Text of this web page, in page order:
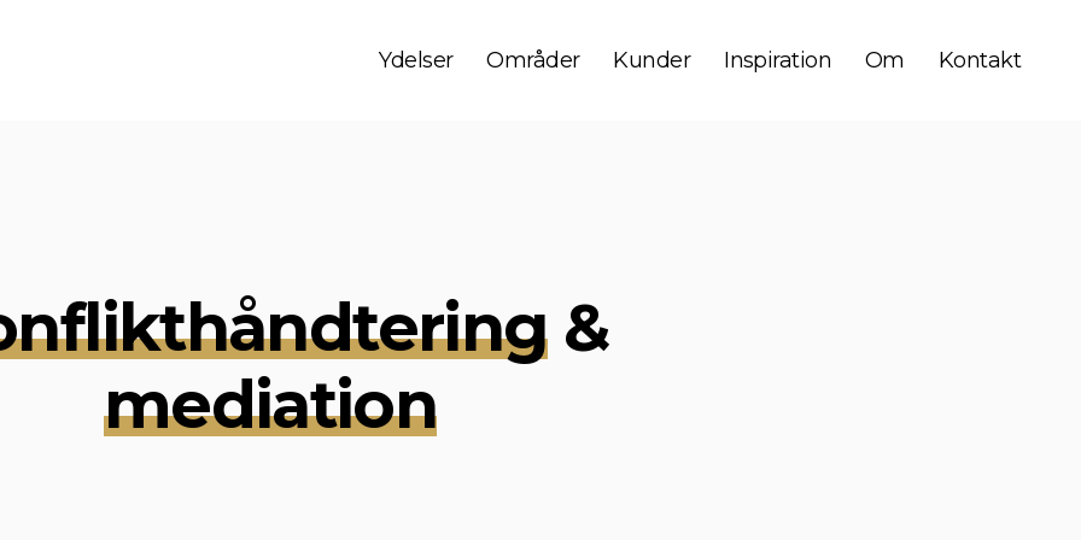
Ydelser Områder Kunder Inspiration Om Kontakt
&
mediation